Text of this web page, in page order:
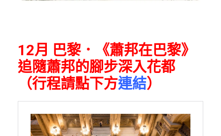
12月 巴黎．《蕭邦在巴黎》
追隨蕭邦的腳步深入花都
（行程請點下方連結）